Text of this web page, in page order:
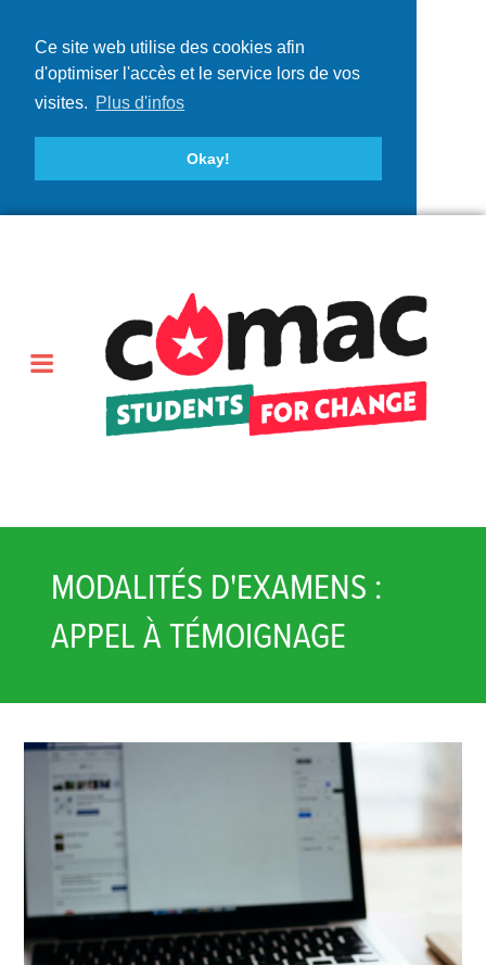
Ce site web utilise des cookies afin
d'optimiser l'accès et le service lors de vos
visites. Plus d'infos
Okay!
MODALITÉS D'EXAMENS :
APPEL À TÉMOIGNAGE